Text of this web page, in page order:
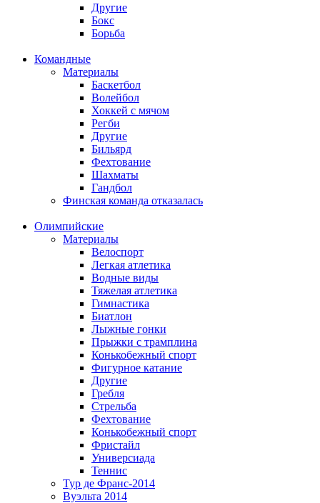
Другие
Бокс
Борьба
Командные
Материалы
Баскетбол
Волейбол
Хоккей с мячом
Регби
Другие
Бильярд
Фехтование
Шахматы
Гандбол
Финская команда отказалась
Олимпийские
Материалы
Велоспорт
Легкая атлетика
Водные виды
Тяжелая атлетика
Гимнастика
Биатлон
Лыжные гонки
Прыжки с трамплина
Конькобежный спорт
Фигурное катание
Другие
Гребля
Стрельба
Фехтование
Конькобежный спорт
Фристайл
Универсиада
Теннис
Тур де Франс-2014
Вуэльта 2014